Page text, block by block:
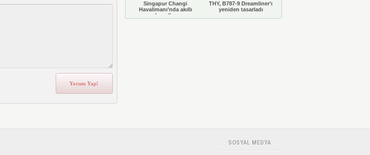
Singapur Changi
Havalimanı’nda akıllı
bavullar
THY, B787-9 Dreamliner’ı
yeniden tasarladı
SOSYAL MEDYA